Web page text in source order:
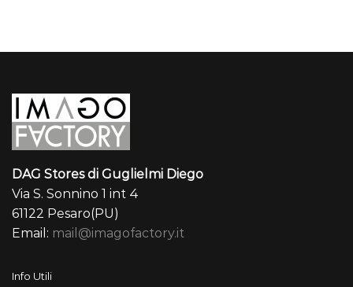
DAG Stores di Guglielmi Diego
Via S. Sonnino 1 int 4
61122 Pesaro(PU)
Email: mail@imagofactory.it
Info Utili